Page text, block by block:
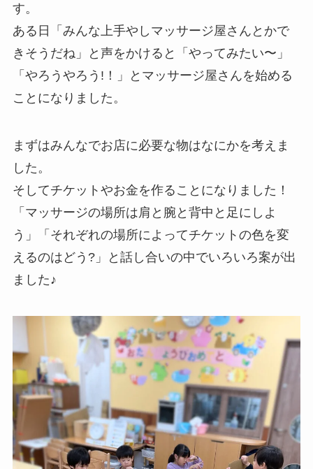
す。
ある日「みんな上手やしマッサージ屋さんとかで
きそうだね」と声をかけると「やってみたい〜」
「やろうやろう!！」とマッサージ屋さんを始める
ことになりました。
まずはみんなでお店に必要な物はなにかを考えま
した。
そしてチケットやお金を作ることになりました！
「マッサージの場所は肩と腕と背中と足にしよ
う」「それぞれの場所によってチケットの色を変
えるのはどう?」と話し合いの中でいろいろ案が出
ました♪